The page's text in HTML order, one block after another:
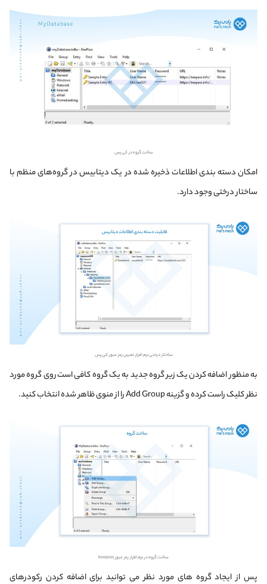
ساخت گروه در کی پس
امکان دسته بندی اطلاعات ذخیره شده در یک دیتابیس در گروه‌های منظم با
ساختار درختی وجود دارد.
ساختار درختی نرم افزار تعیین رمز عبور کی پس
به منظور اضافه کردن یک زیر گروه جدید به یک گروه کافی است روی گروه مورد
نظر کلیک راست کرده و گزینه Add Group را از منوی ظاهر شده انتخاب کنید.
ساخت گروه در نرم افزار رمز عبور keepass
پس از ایجاد گروه های مورد نظر می توانید برای اضافه کردن رکودرهای